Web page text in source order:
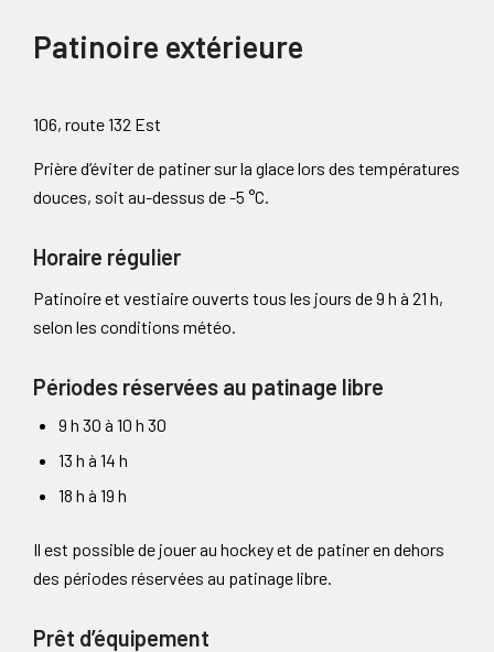
Patinoire extérieure
106, route 132 Est
Prière d’éviter de patiner sur la glace lors des températures
douces, soit au-dessus de -5 °C.
Horaire régulier
Patinoire et vestiaire ouverts tous les jours de 9 h à 21 h,
selon les conditions météo.
Périodes réservées au patinage libre
9 h 30 à 10 h 30
13 h à 14 h
18 h à 19 h
Il est possible de jouer au hockey et de patiner en dehors
des périodes réservées au patinage libre.
Prêt d’équipement